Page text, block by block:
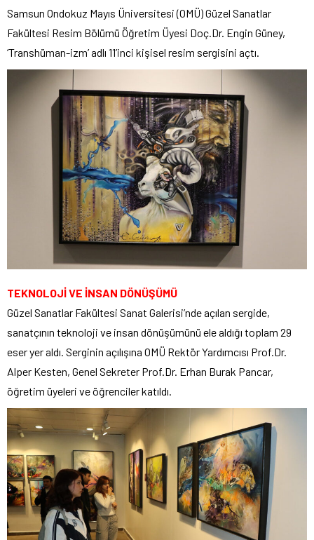
Samsun Ondokuz Mayıs Üniversitesi (OMÜ) Güzel Sanatlar
Fakültesi Resim Bölümü Öğretim Üyesi Doç.Dr. Engin Güney,
‘Transhüman-izm’ adlı 11’inci kişisel resim sergisini açtı.
TEKNOLOJİ VE İNSAN DÖNÜŞÜMÜ
Güzel Sanatlar Fakültesi Sanat Galerisi’nde açılan sergide,
sanatçının teknoloji ve insan dönüşümünü ele aldığı toplam 29
eser yer aldı. Serginin açılışına OMÜ Rektör Yardımcısı Prof.Dr.
Alper Kesten, Genel Sekreter Prof.Dr. Erhan Burak Pancar,
öğretim üyeleri ve öğrenciler katıldı.